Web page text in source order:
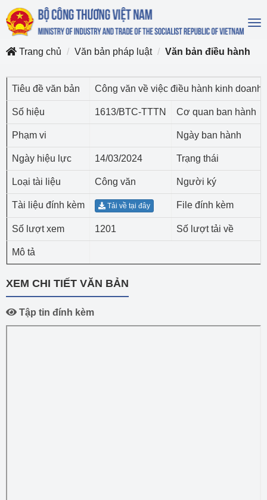
Trang chủ
Văn bản pháp luật Văn bản điều hành
Tiêu đề văn bản Công văn về việc điều hành kinh doanh
Số hiệu 1613/BTC-TTTN Cơ quan ban hành
Phạm vi Ngày ban hành
Ngày hiệu lực 14/03/2024 Trạng thái
Loại tài liệu Công văn Người ký
Tài liệu đính kèm Tải về tại đây File đính kèm
Số lượt xem 1201 Số lượt tải về
Mô tả
XEM CHI TIẾT VĂN BẢN
Tập tin đính kèm